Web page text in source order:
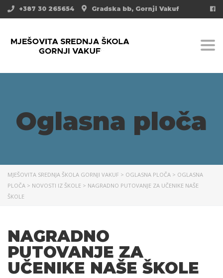
Gradska bb, Gornji Vakuf
+387 30 265654
Oglasna ploča
MJEŠOVITA SREDNJA ŠKOLA GORNJI VAKUF > OGLASNA PLOČA > OGLASNA
PLOČA > NOVOSTI IZ ŠKOLE > NAGRADNO PUTOVANJE ZA UČENIKE NAŠE
ŠKOLE
NAGRADNO
PUTOVANJE ZA
UČENIKE NAŠE ŠKOLE